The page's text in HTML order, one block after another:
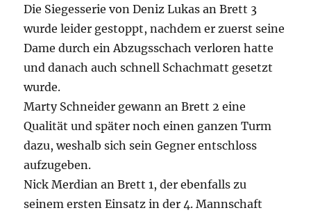
Die Siegesserie von Deniz Lukas an Brett 3
wurde leider gestoppt, nachdem er zuerst seine
Dame durch ein Abzugsschach verloren hatte
und danach auch schnell Schachmatt gesetzt
wurde.
Marty Schneider gewann an Brett 2 eine
Qualität und später noch einen ganzen Turm
dazu, weshalb sich sein Gegner entschloss
aufzugeben.
Nick Merdian an Brett 1, der ebenfalls zu
seinem ersten Einsatz in der 4. Mannschaft